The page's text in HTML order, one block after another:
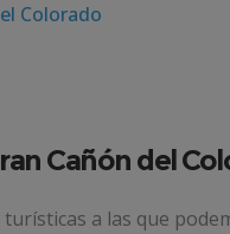
Colorado
Cañón del
a las que